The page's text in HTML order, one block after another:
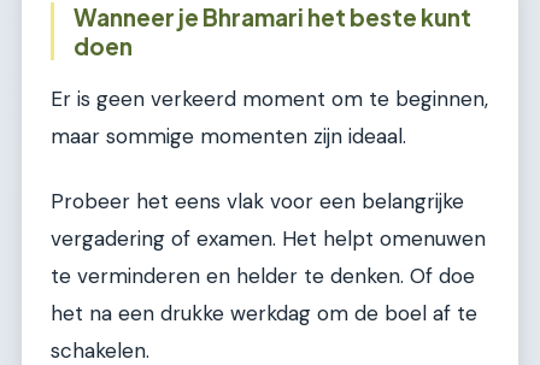
Wanneer je Bhramari het beste kunt
doen
Er is geen verkeerd moment om te beginnen,
maar sommige momenten zijn ideaal.
Probeer het eens vlak voor een belangrijke
vergadering of examen. Het helpt omenuwen
te verminderen en helder te denken. Of doe
het na een drukke werkdag om de boel af te
schakelen.